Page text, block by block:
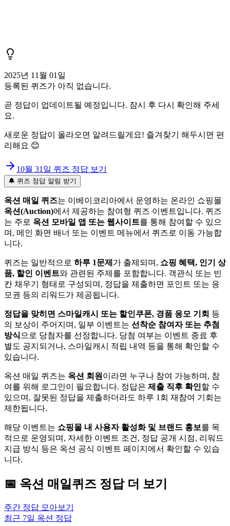
2025년 11월 01일
등록된 퀴즈가 아직 없습니다.
곧 정답이 업데이트될 예정입니다. 잠시 후 다시 확인해 주세
요.
새로운 정답이 올라오면 알려드릴게요! 즐겨찾기 해두시면 편
리해요 😊
10월 31일 퀴즈 정답 보기
🔔 퀴즈 정답 알림 받기
옥션 매일 퀴즈는 이베이코리아에서 운영하는 온라인 쇼핑몰
옥션(Auction)에서 제공하는 참여형 퀴즈 이벤트입니다. 퀴즈
는 주로 옥션 모바일 앱 또는 웹사이트를 통해 참여할 수 있으
며, 메인 화면 배너 또는 이벤트 메뉴에서 퀴즈로 이동 가능합
니다.
퀴즈는 일반적으로 하루 1문제 가 출제되며, 쇼핑 혜택, 인기 상
품, 할인 이벤트와 관련된 주제를 포함합니다. 객관식 또는 빈
칸 채우기 형태로 구성되며, 정답을 제출하면 포인트 또는 응
모권 등의 리워드가 제공됩니다.
정답을 맞히면 스마일캐시 또는 할인쿠폰, 경품 응모 기회 등
의 보상이 주어지며, 일부 이벤트는 선착순 참여자 또는 추첨
방식 으로 당첨자를 선정합니다. 당첨 여부는 이벤트 종료 후
별도 공지되거나, 스마일캐시 적립 내역 등을 통해 확인할 수
있습니다.
옥션 매일 퀴즈는 옥션 회원 이라면 누구나 참여 가능하며, 참
여를 위해 로그인이 필요합니다. 정답은 제출 직후 확인할 수
있으며, 잘못된 정답을 제출하더라도 하루 1회 재참여 기회는
제한됩니다.
해당 이벤트는 쇼핑몰 내 사용자 활성화 및 브랜드 홍보를 목
적으로 운영되며, 자세한 이벤트 조건, 정답 공개 시점, 리워드
지급 방식 등은 옥션 공식 이벤트 페이지에서 확인할 수 있습
니다.
📅 옥션 매일퀴즈 정답 더 보기
주간 정답 모아보기
최근 7일 옥션 정답